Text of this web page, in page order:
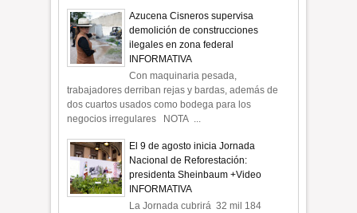
Azucena Cisneros supervisa
demolición de construcciones
ilegales en zona federal
INFORMATIVA
Con maquinaria pesada,
trabajadores derriban rejas y bardas, además de
dos cuartos usados como bodega para los
negocios irregulares NOTA ...
El 9 de agosto inicia Jornada
Nacional de Reforestación:
presidenta Sheinbaum +Video
INFORMATIVA
La Jornada cubrirá 32 mil 184